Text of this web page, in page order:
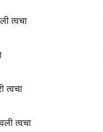
त्वचा
त्वचा
त्वचा